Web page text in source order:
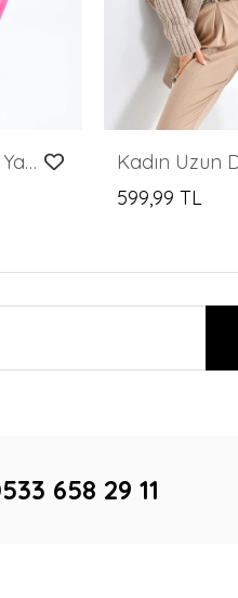
Kadın Kimono Yaka Desenli Kimono Kadın Ceket Fuşya - 23126
599,99 TL
658 29 11